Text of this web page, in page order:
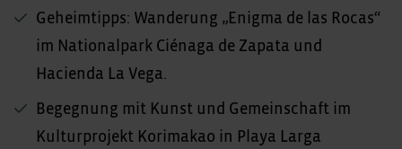
Geheimtipps: Wanderung „Enigma de las Rocas“
im Nationalpark Ciénaga de Zapata und
Hacienda La Vega.
Begegnung mit Kunst und Gemeinschaft im
Kulturprojekt Korimakao in Playa Larga